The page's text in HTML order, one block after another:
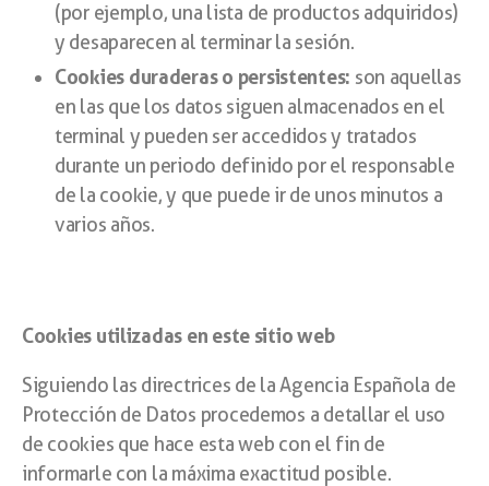
(por ejemplo, una lista de productos adquiridos)
y desaparecen al terminar la sesión.
Cookies duraderas o persistentes: son aquellas
en las que los datos siguen almacenados en el
terminal y pueden ser accedidos y tratados
durante un periodo definido por el responsable
de la cookie, y que puede ir de unos minutos a
varios años.
Cookies utilizadas en este sitio web
Siguiendo las directrices de la Agencia Española de
Protección de Datos procedemos a detallar el uso
de cookies que hace esta web con el fin de
informarle con la máxima exactitud posible.